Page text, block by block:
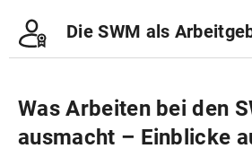
Die SWM als
Was Arbeiten bei den
ausmacht – Einblicke